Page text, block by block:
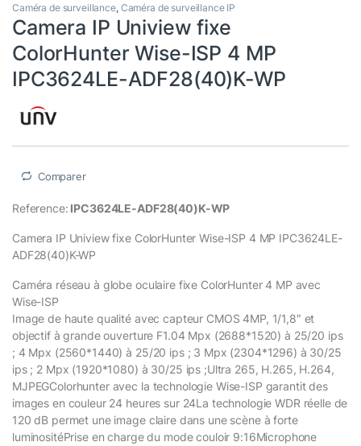
Caméra de surveillance, Caméra de surveillance IP
Camera IP Uniview fixe
ColorHunter Wise-ISP 4 MP
IPC3624LE-ADF28(40)K-WP
Comparer
Reference: IPC3624LE-ADF28(40)K-WP
Camera IP Uniview fixe ColorHunter Wise-ISP 4 MP IPC3624LE-
ADF28(40)K-WP
Caméra réseau à globe oculaire fixe ColorHunter 4 MP avec
Wise-ISP
Image de haute qualité avec capteur CMOS 4MP, 1/1,8″ et
objectif à grande ouverture F1.04 Mpx (2688*1520) à 25/20 ips
; 4 Mpx (2560*1440) à 25/20 ips ; 3 Mpx (2304*1296) à 30/25
ips ; 2 Mpx (1920*1080) à 30/25 ips ;Ultra 265, H.265, H.264,
MJPEGColorhunter avec la technologie Wise-ISP garantit des
images en couleur 24 heures sur 24La technologie WDR réelle de
120 dB permet une image claire dans une scène à forte
luminositéPrise en charge du mode couloir 9:16Microphone